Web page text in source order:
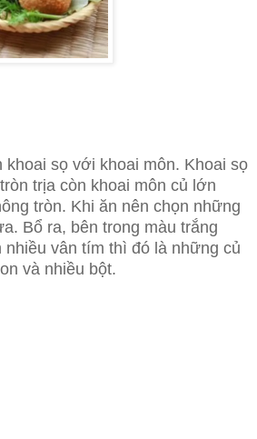
khoai sọ với khoai môn. Khoai sọ
trịa còn khoai môn củ lớn
tròn. Khi ăn nên chọn những
Bổ ra, bên trong màu trắng
nhiều vân tím thì đó là những củ
và nhiều bột.